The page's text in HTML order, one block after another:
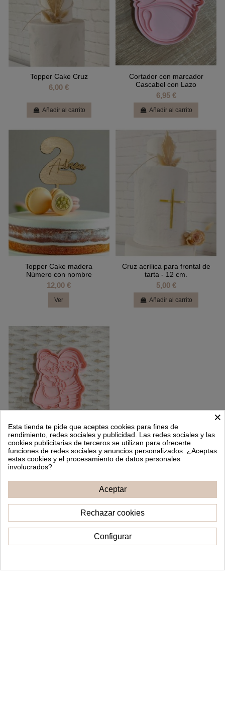
Topper Cake Cruz
6,00 €
Añadir al carrito
Cortador con marcador
Cascabel con Lazo
6,95 €
Añadir al carrito
Topper Cake madera
Número con nombre
12,00 €
Ver
Cruz acrílica para frontal de
tarta - 12 cm.
5,00 €
Añadir al carrito
Cortador con marcador
Mamá y Papá Noel
×
Esta tienda te pide que aceptes cookies para fines de
rendimiento, redes sociales y publicidad. Las redes sociales y las
cookies publicitarias de terceros se utilizan para ofrecerte
funciones de redes sociales y anuncios personalizados. ¿Aceptas
estas cookies y el procesamiento de datos personales
involucrados?
Aceptar
Rechazar cookies
Configurar